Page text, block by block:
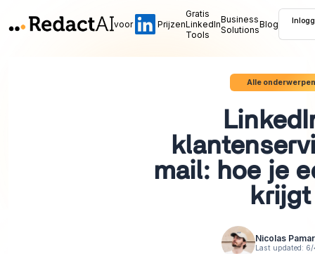
voor Prijzen
Gratis
LinkedIn
Tools
Business
SolutionsBlog
Alle onderwerpen
mail: hoe je
krijgt
Nicolas
Last updated: